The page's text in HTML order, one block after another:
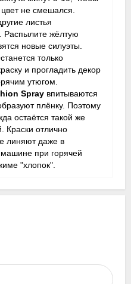
не смешался.
листья
Распылите жёлтую
новые силуэты.
только
и прогладить декор
утюгом.
Spray впитываются
плёнку. Поэтому
остаётся такой же
Краски отлично
линяют даже в
при горячей
"хлопок".